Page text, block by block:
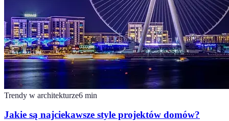
Trendy w architekturze6 min
Jakie są najciekawsze style projektów domów?